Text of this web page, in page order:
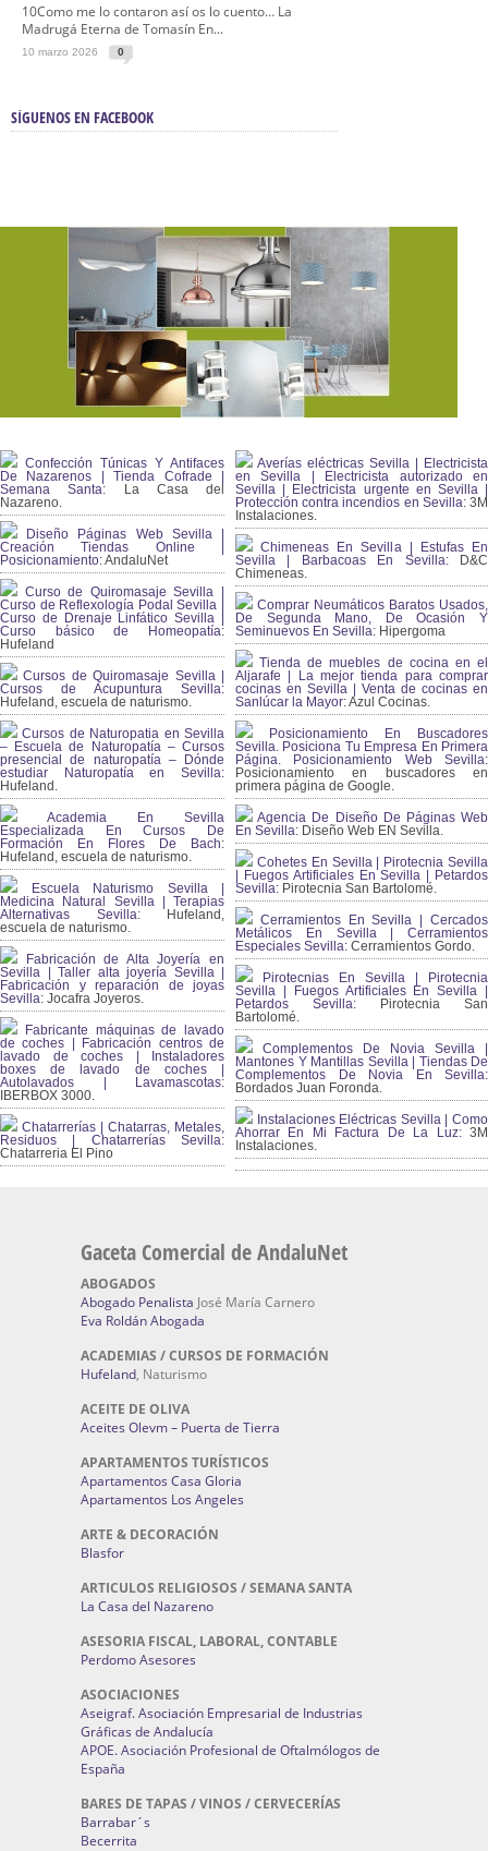
10Como me lo contaron así os lo cuento… La
Madrugá Eterna de Tomasín En...
10 marzo 2026 0
SÍGUENOS EN FACEBOOK
Confección Túnicas Y Antifaces
De Nazarenos | Tienda Cofrade |
Semana Santa: La Casa del
Nazareno.
Diseño Páginas Web Sevilla |
Creación Tiendas Online |
Posicionamiento:AndaluNet
Curso de Quiromasaje Sevilla |
Curso de Reflexología Podal Sevilla |
Curso de Drenaje Linfático Sevilla |
Curso básico de Homeopatía:
Hufeland
Cursos de Quiromasaje Sevilla |
Cursos de Acupuntura Sevilla:
Hufeland, escuela de naturismo.
Cursos de Naturopatia en Sevilla
– Escuela de Naturopatía – Cursos
presencial de naturopatía – Dónde
estudiar Naturopatía en Sevilla:
Hufeland.
Academia En Sevilla
Especializada En Cursos De
Formación En Flores De Bach:
Hufeland, escuela de naturismo.
Escuela Naturismo Sevilla |
Medicina Natural Sevilla | Terapias
Alternativas Sevilla: Hufeland,
escuela de naturismo.
Fabricación de Alta Joyería en
Sevilla | Taller alta joyería Sevilla |
Fabricación y reparación de joyas
Sevilla: Jocafra Joyeros.
Fabricante máquinas de lavado
de coches | Fabricación centros de
lavado de coches | Instaladores
boxes de lavado de coches |
Autolavados | Lavamascotas:
IBERBOX 3000.
Chatarrerías | Chatarras, Metales,
Residuos | Chatarrerías Sevilla:
Chatarreria El Pino
Averías eléctricas Sevilla | Electricista
en Sevilla | Electricista autorizado en
Sevilla | Electricista urgente en Sevilla |
Protección contra incendios en Sevilla:3M
Instalaciones.
Chimeneas En Sevilla | Estufas En
Sevilla | Barbacoas En Sevilla:D&C
Chimeneas.
Comprar Neumáticos Baratos Usados,
De Segunda Mano, De Ocasión Y
Seminuevos En Sevilla: Hipergoma
Tienda de muebles de cocina en el
Aljarafe | La mejor tienda para comprar
cocinas en Sevilla | Venta de cocinas en
Sanlúcar la Mayor:Azul Cocinas.
Posicionamiento En Buscadores
Sevilla. Posiciona Tu Empresa En Primera
Página. Posicionamiento Web Sevilla:
Posicionamiento en buscadores en
primera página de Google.
Agencia De Diseño De Páginas Web
En Sevilla: Diseño Web EN Sevilla.
Cohetes En Sevilla | Pirotecnia Sevilla
| Fuegos Artificiales En Sevilla | Petardos
Sevilla: Pirotecnia San Bartolomé.
Cerramientos En Sevilla | Cercados
Metálicos En Sevilla | Cerramientos
Especiales Sevilla: Cerramientos Gordo.
Pirotecnias En Sevilla | Pirotecnia
Sevilla | Fuegos Artificiales En Sevilla |
Petardos Sevilla: Pirotecnia San
Bartolomé.
Complementos De Novia Sevilla |
Mantones Y Mantillas Sevilla | Tiendas De
Complementos De Novia En Sevilla:
Bordados Juan Foronda.
Instalaciones Eléctricas Sevilla | Como
Ahorrar En Mi Factura De La Luz:3M
Instalaciones.
Gaceta Comercial de AndaluNet
ABOGADOS
Abogado Penalista José María Carnero
Eva Roldán Abogada
ACADEMIAS / CURSOS DE FORMACIÓN
Hufeland, Naturismo
ACEITE DE OLIVA
Aceites Olevm – Puerta de Tierra
APARTAMENTOS TURÍSTICOS
Apartamentos Casa Gloria
Apartamentos Los Angeles
ARTE & DECORACIÓN
Blasfor
ARTICULOS RELIGIOSOS / SEMANA SANTA
La Casa del Nazareno
ASESORIA FISCAL, LABORAL, CONTABLE
Perdomo Asesores
ASOCIACIONES
Aseigraf. Asociación Empresarial de Industrias
Gráficas de Andalucía
APOE. Asociación Profesional de Oftalmólogos de
España
BARES DE TAPAS / VINOS / CERVECERÍAS
Barrabar´s
Becerrita